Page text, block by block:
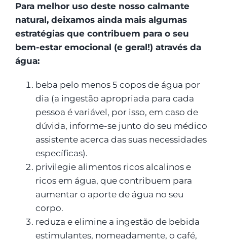
Para melhor uso deste nosso calmante
natural, deixamos ainda mais algumas
estratégias que contribuem para o seu
bem-estar emocional (e geral!) através da
água:
beba pelo menos 5 copos de água por
dia (a ingestão apropriada para cada
pessoa é variável, por isso, em caso de
dúvida, informe-se junto do seu médico
assistente acerca das suas necessidades
específicas).
privilegie alimentos ricos alcalinos e
ricos em água, que contribuem para
aumentar o aporte de água no seu
corpo.
reduza e elimine a ingestão de bebida
estimulantes, nomeadamente, o café,